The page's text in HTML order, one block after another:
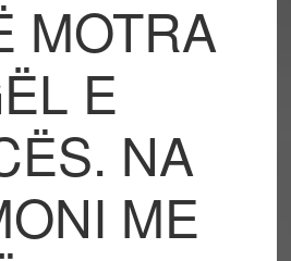
MOTRA
E
NA
ME